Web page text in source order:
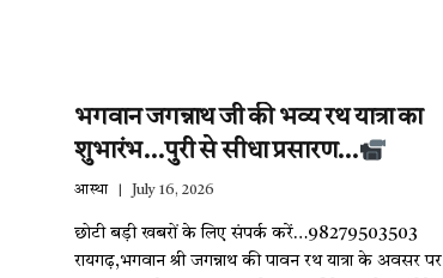
भगवान जगन्नाथ जी की भव्य रथ यात्रा का
शुभारंभ…पुरी से सीधा प्रसारण…
आस्था July 16, 2026
छोटी बड़ी खबरों के लिए संपर्क करें…98279503503
रायगढ़,भगवान श्री जगन्नाथ की पावन रथ यात्रा के अवसर पर